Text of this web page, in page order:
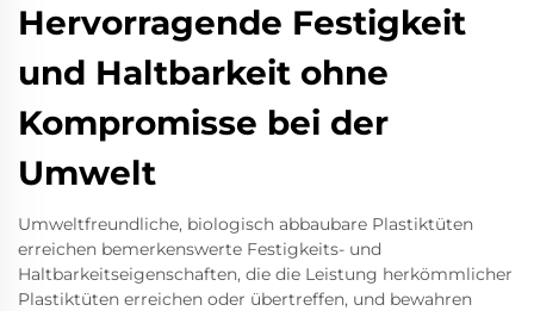
Hervorragende Festigkeit
und Haltbarkeit ohne
Kompromisse bei der
Umwelt
Umweltfreundliche, biologisch abbaubare Plastiktüten
erreichen bemerkenswerte Festigkeits- und
Haltbarkeitseigenschaften, die die Leistung herkömmlicher
Plastiktüten erreichen oder übertreffen, und bewahren